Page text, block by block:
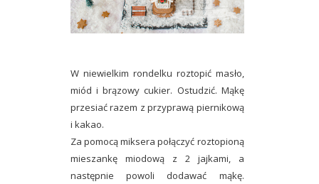
W niewielkim rondelku roztopić masło,
miód i brązowy cukier. Ostudzić. Mąkę
przesiać razem z przyprawą piernikową
i kakao.
Za pomocą miksera połączyć roztopioną
mieszankę miodową z 2 jajkami, a
następnie powoli dodawać mąkę.